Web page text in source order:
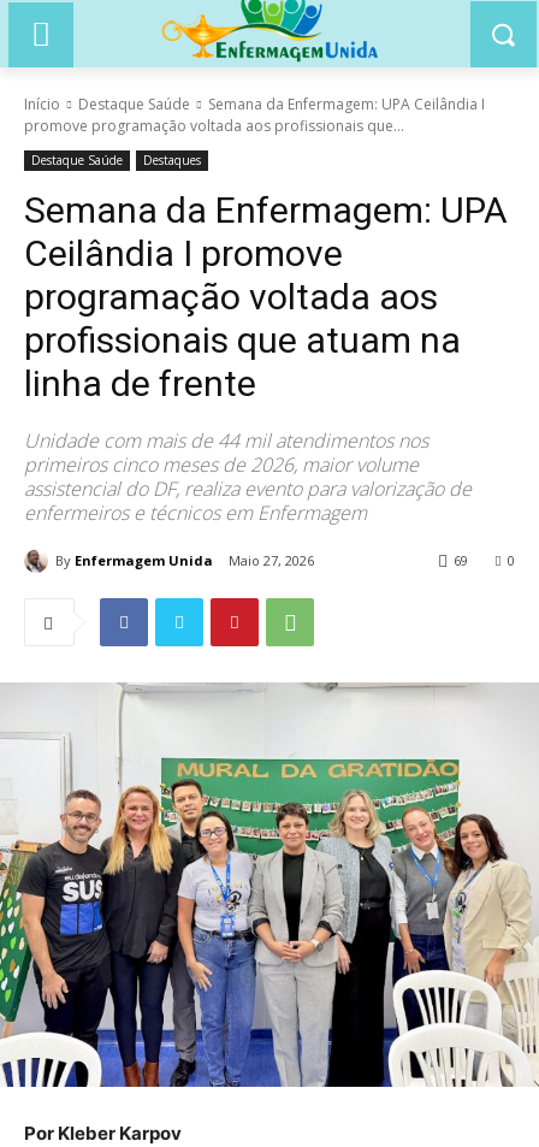
Início Destaque Saúde
Semana da Enfermagem: UPA Ceilândia I
promove programação voltada aos profissionais que...
Destaque Saúde Destaques
Semana da Enfermagem: UPA
Ceilândia I promove
programação voltada aos
profissionais que atuam na
linha de frente
Unidade com mais de 44 mil atendimentos nos
primeiros cinco meses de 2026, maior volume
assistencial do DF, realiza evento para valorização de
enfermeiros e técnicos em Enfermagem
By Enfermagem Unida Maio 27, 2026 0
69
Por Kleber Karpov